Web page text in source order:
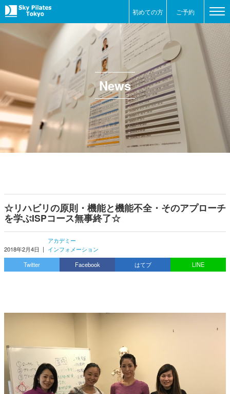
初めての方 ご予約
News
☆リハビリの原則・機能と機能不全・そのアプローチ
を学ぶISPコース無事終了☆
2018年2月4日 |
アカデミー
インフォメーション
Twitter
Facebook はてブ LINE